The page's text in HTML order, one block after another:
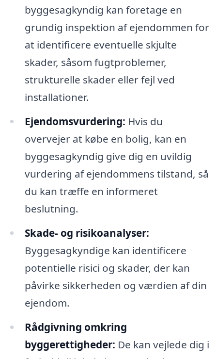
byggesagkyndig kan foretage en
grundig inspektion af ejendommen for
at identificere eventuelle skjulte
skader, såsom fugtproblemer,
strukturelle skader eller fejl ved
installationer.
Ejendomsvurdering: Hvis du
overvejer at købe en bolig, kan en
byggesagkyndig give dig en uvildig
vurdering af ejendommens tilstand, så
du kan træffe en informeret
beslutning.
Skade- og risikoanalyser:
Byggesagkyndige kan identificere
potentielle risici og skader, der kan
påvirke sikkerheden og værdien af din
ejendom.
Rådgivning omkring
byggerettigheder: De kan vejlede dig i